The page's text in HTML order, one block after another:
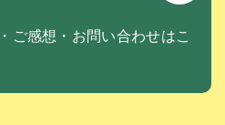
ご感想・お問い合わせはこ